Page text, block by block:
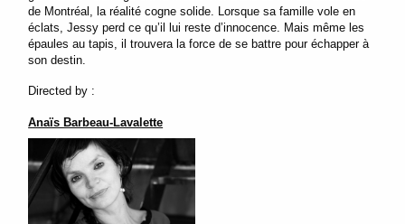
de Montréal, la réalité cogne solide. Lorsque sa famille vole en
éclats, Jessy perd ce qu’il lui reste d’innocence. Mais même les
épaules au tapis, il trouvera la force de se battre pour échapper à
son destin.
Directed by :
Anaïs Barbeau-Lavalette